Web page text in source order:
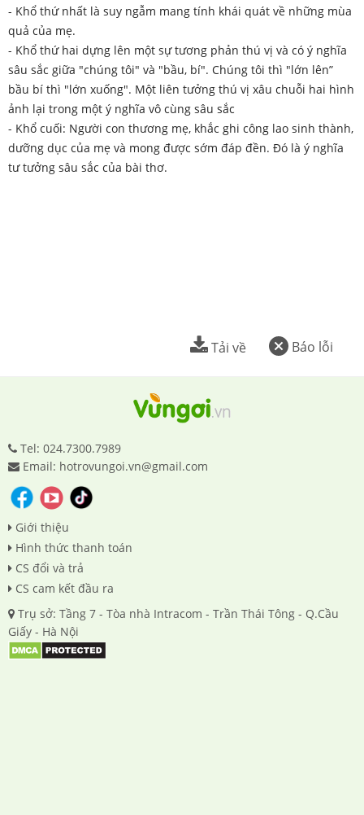
- Khổ thứ nhất là suy ngẫm mang tính khái quát về những mùa
quả của mẹ.
- Khổ thứ hai dựng lên một sự tương phản thú vị và có ý nghĩa
sâu sắc giữa "chúng tôi" và "bầu, bí". Chúng tôi thì "lớn lên”
bầu bí thì "lớn xuống". Một liên tưởng thú vị xâu chuỗi hai hình
ảnh lại trong một ý nghĩa vô cùng sâu sắc
- Khổ cuối: Người con thương mẹ, khắc ghi công lao sinh thành,
dưỡng dục của mẹ và mong được sớm đáp đền. Đó là ý nghĩa
tư tưởng sâu sắc của bài thơ.
Báo lỗi
Tải về
Tel: 024.7300.7989
Email: hotrovungoi.vn@gmail.com
Giới thiệu
Hình thức thanh toán
CS đổi và trả
CS cam kết đầu ra
Trụ sở: Tầng 7 - Tòa nhà Intracom - Trần Thái Tông - Q.Cầu
Giấy - Hà Nội